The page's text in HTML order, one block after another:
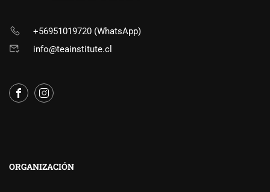
+56951019720 (WhatsApp)
info@teainstitute.cl
ORGANIZACIÓN